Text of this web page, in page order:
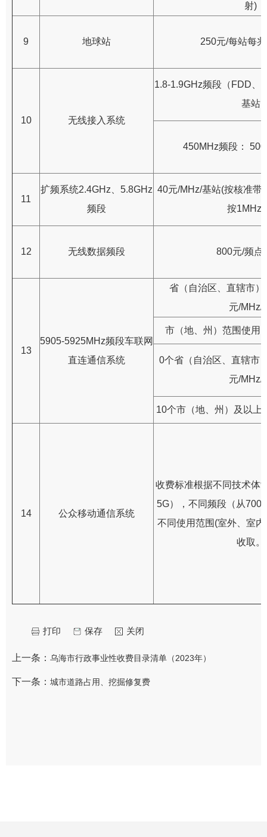
射)
9 地球站 250元/每站每
10 无线接入系统
1.8-1.9GHz频段（FDD、
基站
450MHz频段：
11
扩频系统2.4GHz、5.8GHz
频段
40元/MHz/基站(按核准带
按1MHz
12 无线数据频段 800元/频点
13
5905-5925MHz频段车联网
直连通信系统
省（自治区、直辖市
元/MHz/
市（地、州）范围使用
0个省（自治区、直辖市
元/MHz/
10个市（地、州）及以上
14 公众移动通信系统
收费标准根据不同技术体
5G），不同频段（从
不同使用范围(室外、室
收取。
关闭
保存
打印
上一条： 乌海市行政事业性收费目录清单（2023年）
下一条： 城市道路占用、挖掘修复费